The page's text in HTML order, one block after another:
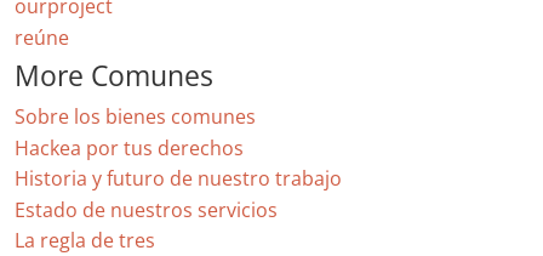
ourproject
reúne
More Comunes
Sobre los bienes comunes
Hackea por tus derechos
Historia y futuro de nuestro trabajo
Estado de nuestros servicios
La regla de tres